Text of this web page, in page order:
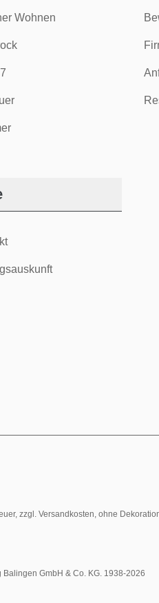
Wohnen
zzgl. Versandkosten, ohne
GmbH & Co. KG. 1938-2026